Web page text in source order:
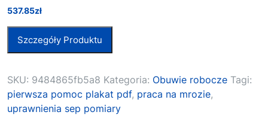
537.85zł
Szczegóły Produktu
SKU: 9484865fb5a8 Kategoria: Obuwie robocze Tagi:
pierwsza pomoc plakat pdf, praca na mrozie,
uprawnienia sep pomiary